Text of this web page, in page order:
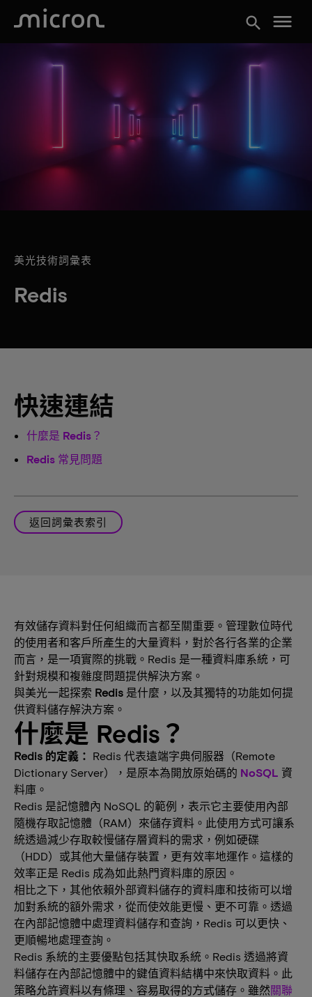
search menu
美光技術詞彙表
Redis
快速連結
什麼是 Redis？
Redis 常見問題
返回詞彙表索引
有效儲存資料對任何組織而言都至關重要。管理數位時代
的使用者和客戶所產生的大量資料，對於各行各業的企業
而言，是一項實際的挑戰。Redis 是一種資料庫系統，可
針對規模和複雜度問題提供解決方案。
與美光一起探索 Redis 是什麼，以及其獨特的功能如何提
供資料儲存解決方案。
什麼是 Redis？
Redis 的定義： Redis 代表遠端字典伺服器（Remote
Dictionary Server），是原本為開放原始碼的 NoSQL 資
料庫。
Redis 是記憶體內 NoSQL 的範例，表示它主要使用內部
隨機存取記憶體（RAM）來儲存資料。此使用方式可讓系
統透過減少存取較慢儲存層資料的需求，例如硬碟
（HDD）或其他大量儲存裝置，更有效率地運作。這樣的
效率正是 Redis 成為如此熱門資料庫的原因。
相比之下，其他依賴外部資料儲存的資料庫和技術可以增
加對系統的額外需求，從而使效能更慢、更不可靠。透過
在內部記憶體中處理資料儲存和查詢，Redis 可以更快、
更順暢地處理查詢。
Redis 系統的主要優點包括其快取系統。Redis 透過將資
料儲存在內部記憶體中的鍵值資料結構中來快取資料。此
策略允許資料以有條理、容易取得的方式儲存。雖然關聯